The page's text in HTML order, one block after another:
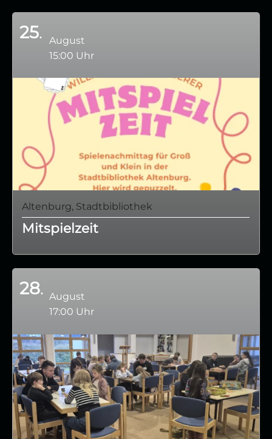
25
August
15:00 Uhr
Altenburg, Stadtbibliothek
Mitspielzeit
28
August
17:00 Uhr